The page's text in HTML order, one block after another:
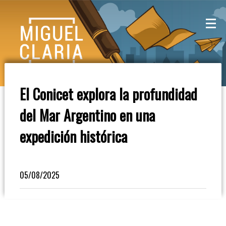
Mesa
Café
Columna
Radioinforme
3
El Conicet explora la profundidad
del Mar Argentino en una
expedición histórica
05/08/2025